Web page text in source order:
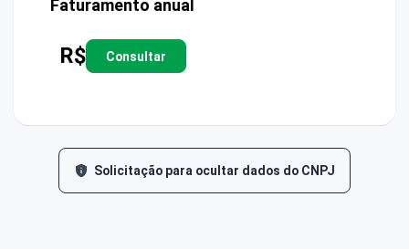
Faturamento anual
R$ Consultar
Solicitação para ocultar dados do CNPJ